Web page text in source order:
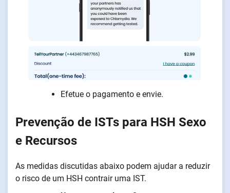
Efetue o pagamento e envie.
Prevenção de ISTs para HSH Sexo
e Recursos
As medidas discutidas abaixo podem ajudar a reduzir
o risco de um HSH contrair uma IST.